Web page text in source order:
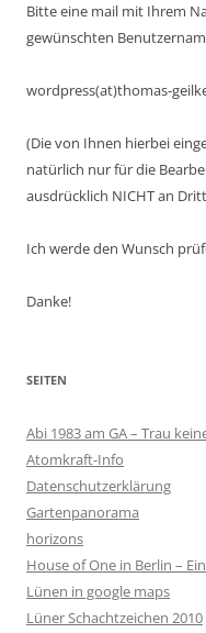
Bitte eine mail mit Ihrem
gewünschten
wordpress(at)thomas-
(Die von Ihnen hierbei
natürlich nur für die
ausdrücklich NICHT an
Ich werde den Wunsch
Danke!
SEITEN
Abi 1983 am GA – Trau
Atomkraft-Info
Datenschutzerklärung
Gartenpanorama
horizons
House of One in Berlin –
Lünen in google maps
Lüner Schachtzeichen 2010